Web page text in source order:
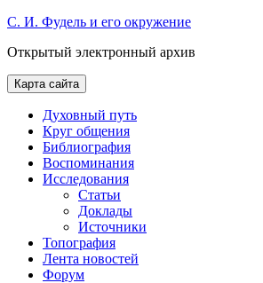
Skip
content
С. И. Фудель и его окружение
Открытый электронный архив
Карта сайта
Духовный путь
Круг общения
Библиография
Воспоминания
Исследования
Статьи
Доклады
Источники
Топография
Лента новостей
Форум